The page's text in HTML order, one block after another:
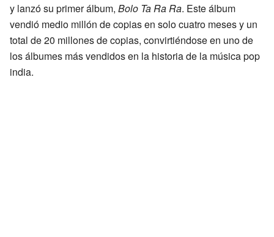
y lanzó su primer álbum, Bolo Ta Ra Ra. Este álbum
vendió medio millón de copias en solo cuatro meses y un
total de 20 millones de copias, convirtiéndose en uno de
los álbumes más vendidos en la historia de la música pop
india.